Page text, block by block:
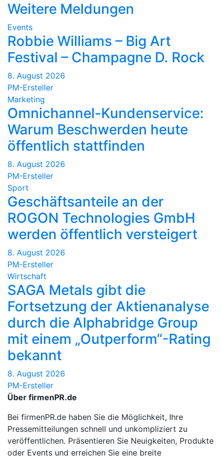
Weitere Meldungen
Events
Robbie Williams – Big Art
Festival – Champagne D. Rock
8. August 2026
PM-Ersteller
Marketing
Omnichannel-Kundenservice:
Warum Beschwerden heute
öffentlich stattfinden
8. August 2026
PM-Ersteller
Sport
Geschäftsanteile an der
ROGON Technologies GmbH
werden öffentlich versteigert
8. August 2026
PM-Ersteller
Wirtschaft
SAGA Metals gibt die
Fortsetzung der Aktienanalyse
durch die Alphabridge Group
mit einem „Outperform“-Rating
bekannt
8. August 2026
PM-Ersteller
Über firmenPR.de
Bei firmenPR.de haben Sie die Möglichkeit, Ihre
Pressemitteilungen schnell und unkompliziert zu
veröffentlichen. Präsentieren Sie Neuigkeiten, Produkte
oder Events und erreichen Sie eine breite